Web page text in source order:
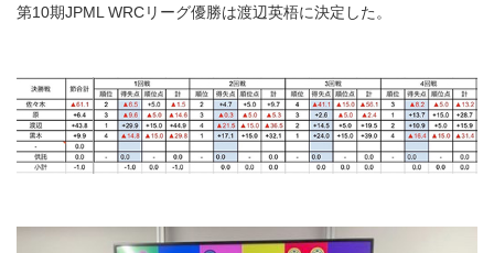
第10期JPML WRCリーグ優勝は渡辺英梧に決定した。